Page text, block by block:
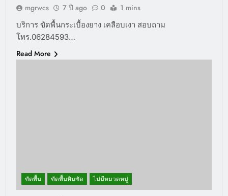
mgrwcs 7 ปี ago 0 1 mins
บริการ ขัดพื้นกระเบื้องยาง เคลือบเงา สอบถาม
โทร.06284593…
Read More
ขัดพื้น ขัดพื้นหินขัด ไม่มีหมวดหมู่